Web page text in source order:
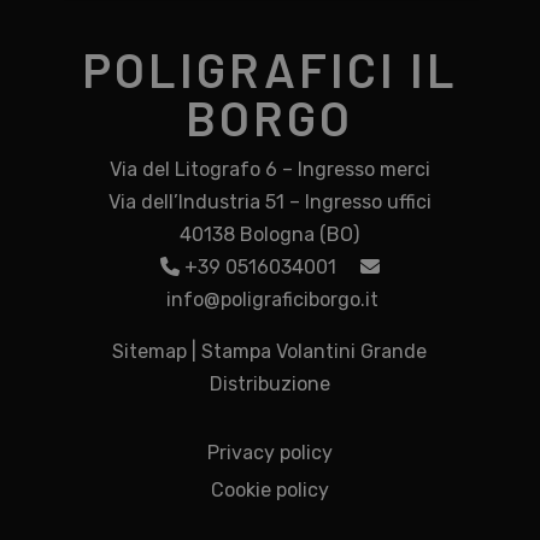
POLIGRAFICI IL
BORGO
Via del Litografo 6 – Ingresso merci
Via dell’Industria 51 – Ingresso uffici
40138 Bologna (BO)
+39 0516034001
info@poligraficiborgo.it
Sitemap |Stampa Volantini Grande
Distribuzione
Privacy policy
Cookie policy